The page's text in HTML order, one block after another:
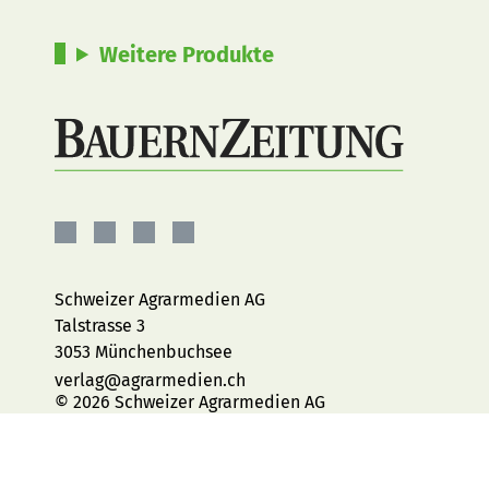
Weitere Produkte
Facebook
Instagram
YouTubeLinkedIn
Schweizer Agrarmedien AG
Talstrasse 3
3053 Münchenbuchsee
verlag@agrarmedien.ch
© 2026 Schweizer Agrarmedien AG